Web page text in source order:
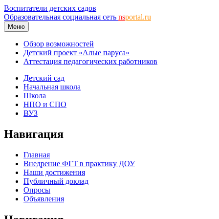
Воспитатели детских садов
Образовательная социальная сеть nsportal.ru
Меню
Обзор возможностей
Детский проект «Алые паруса»
Аттестация педагогических работников
Детский сад
Начальная школа
Школа
НПО и СПО
ВУЗ
Навигация
Главная
Внедрение ФГТ в практику ДОУ
Наши достижения
Публичный доклад
Опросы
Объявления